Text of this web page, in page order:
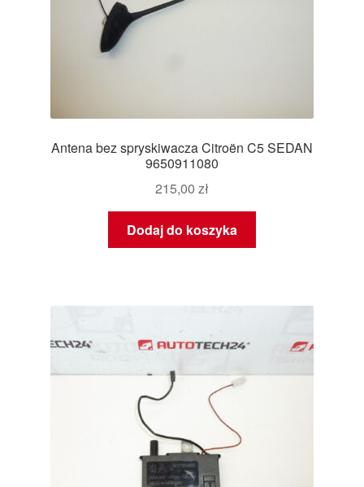
Antena bez spryskiwacza Citroën C5 SEDAN
9650911080
215,00 zł
Dodaj do koszyka